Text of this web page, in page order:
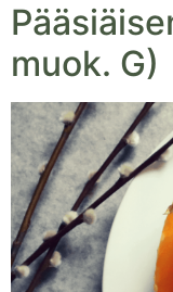
muok. G)